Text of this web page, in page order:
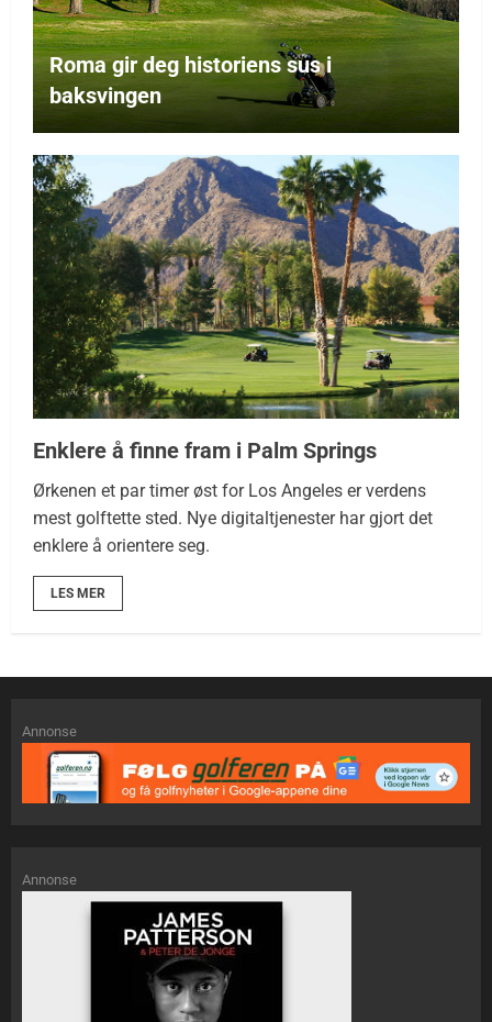
Roma gir deg historiens sus i
baksvingen
Enklere å finne fram i Palm Springs
Ørkenen et par timer øst for Los Angeles er verdens
mest golftette sted. Nye digitaltjenester har gjort det
enklere å orientere seg.
LES MER
Annonse
Annonse